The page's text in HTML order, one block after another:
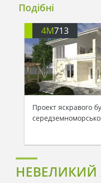
Подібні
4M713
Проект яскравого